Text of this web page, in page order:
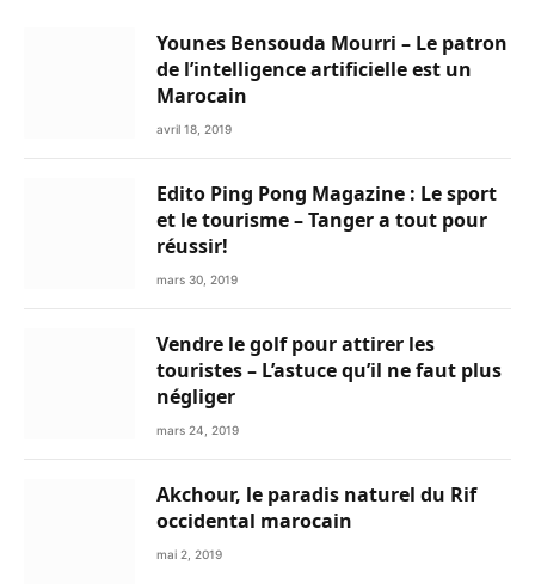
Younes Bensouda Mourri – Le patron
de l’intelligence artificielle est un
Marocain
avril 18, 2019
Edito Ping Pong Magazine : Le sport
et le tourisme – Tanger a tout pour
réussir!
mars 30, 2019
Vendre le golf pour attirer les
touristes – L’astuce qu’il ne faut plus
négliger
mars 24, 2019
Akchour, le paradis naturel du Rif
occidental marocain
mai 2, 2019